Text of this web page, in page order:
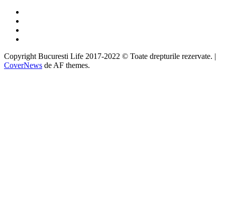
Copyright Bucuresti Life 2017-2022 © Toate drepturile rezervate. |
CoverNews de AF themes.